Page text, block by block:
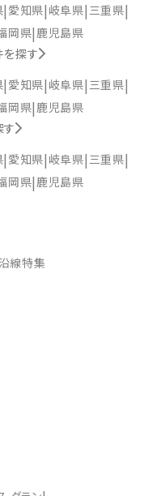
愛知県 岐阜県 三重県
岡県 鹿児島県
を探す
愛知県 岐阜県 三重県
岡県 鹿児島県
す
愛知県 岐阜県 三重県
岡県 鹿児島県
線特集